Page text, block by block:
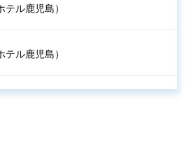
ル鹿児島）
ル鹿児島）